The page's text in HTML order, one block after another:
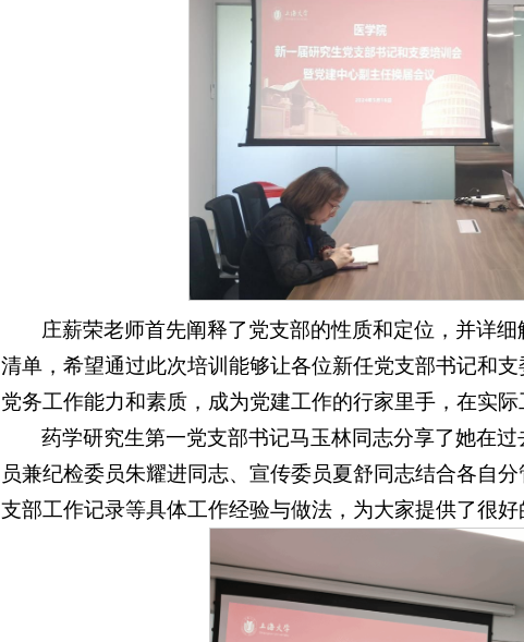
庄薪荣老师首先阐释了党支部的性质和定位，并详
清单，希望通过此次培训能够让各位新任党支部书记和
党务工作能力和素质，成为党建工作的行家里手，在实际
药学研究生第一党支部书记马玉林同志分享了她在
员兼纪检委员朱耀进同志、宣传委员夏舒同志结合各自
支部工作记录等具体工作经验与做法，为大家提供了很好